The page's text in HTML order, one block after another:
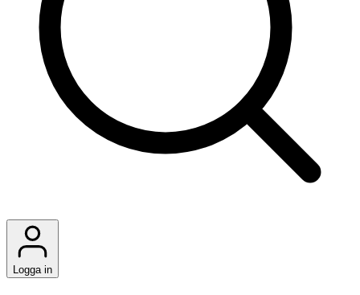
Logga in